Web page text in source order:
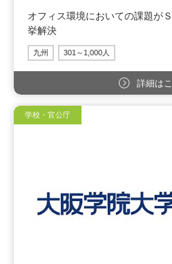
オフィス環境においての課題が
挙解決
九州 301～1,000人
詳細は
学校・官公庁